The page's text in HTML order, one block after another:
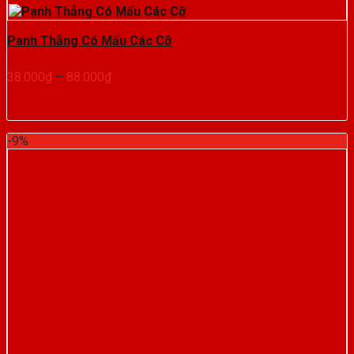
Panh Thẳng Có Mấu Các Cỡ
38.000₫ – 88.000₫Khoảng
38.000₫
đến
88.000₫
-9%